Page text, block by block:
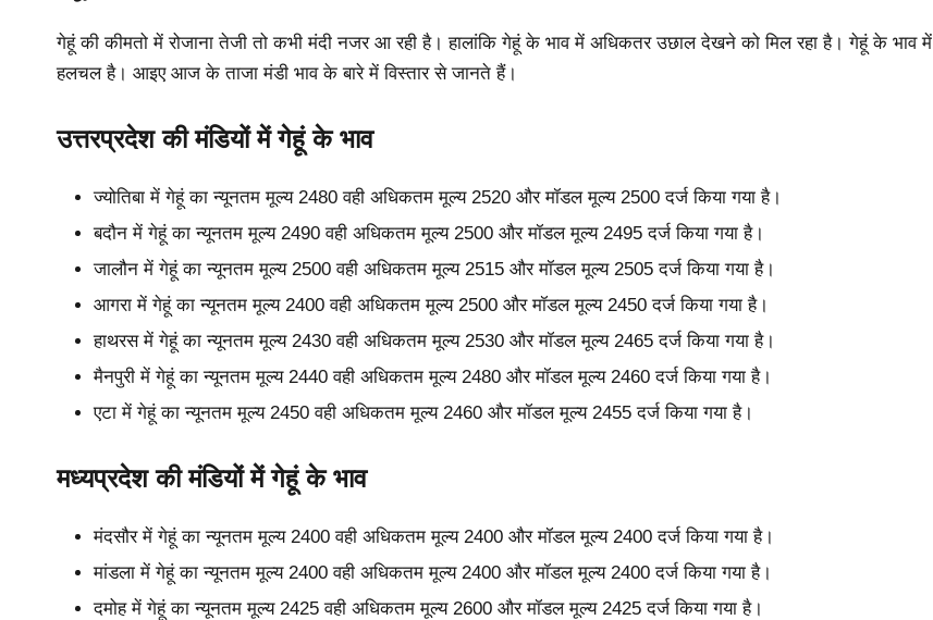
गेहूं की कीमतो में रोजाना तेजी तो कभी मंदी नजर आ रही है। हालांकि गेहूं के भाव में अधिकतर उछाल देखने को मिल रहा है। गेहूं के भाव में
हलचल है। आइए आज के ताजा मंडी भाव के बारे में विस्तार से जानते हैं।
उत्तरप्रदेश की मंडियों में गेहूं के भाव
ज्योतिबा में गेहूं का न्यूनतम मूल्य 2480 वही अधिकतम मूल्य 2520 और मॉडल मूल्य 2500 दर्ज किया गया है।
बदौन में गेहूं का न्यूनतम मूल्य 2490 वही अधिकतम मूल्य 2500 और मॉडल मूल्य 2495 दर्ज किया गया है।
जालौन में गेहूं का न्यूनतम मूल्य 2500 वही अधिकतम मूल्य 2515 और मॉडल मूल्य 2505 दर्ज किया गया है।
आगरा में गेहूं का न्यूनतम मूल्य 2400 वही अधिकतम मूल्य 2500 और मॉडल मूल्य 2450 दर्ज किया गया है।
हाथरस में गेहूं का न्यूनतम मूल्य 2430 वही अधिकतम मूल्य 2530 और मॉडल मूल्य 2465 दर्ज किया गया है।
मैनपुरी में गेहूं का न्यूनतम मूल्य 2440 वही अधिकतम मूल्य 2480 और मॉडल मूल्य 2460 दर्ज किया गया है।
एटा में गेहूं का न्यूनतम मूल्य 2450 वही अधिकतम मूल्य 2460 और मॉडल मूल्य 2455 दर्ज किया गया है।
मध्यप्रदेश की मंडियों में गेहूं के भाव
मंदसौर में गेहूं का न्यूनतम मूल्य 2400 वही अधिकतम मूल्य 2400 और मॉडल मूल्य 2400 दर्ज किया गया है।
मांडला में गेहूं का न्यूनतम मूल्य 2400 वही अधिकतम मूल्य 2400 और मॉडल मूल्य 2400 दर्ज किया गया है।
दमोह में गेहूं का न्यूनतम मूल्य 2425 वही अधिकतम मूल्य 2600 और मॉडल मूल्य 2425 दर्ज किया गया है।